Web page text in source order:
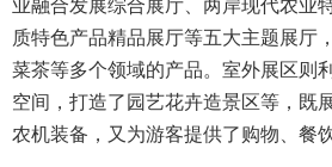
业融合发展综合展厅、两岸现代农业
质特色产品精品展厅等五大主题展厅
菜茶等多个领域的产品。室外展区则
空间，打造了园艺花卉造景区等，既
农机装备，又为游客提供了购物、餐